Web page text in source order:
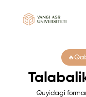
Quyidagi